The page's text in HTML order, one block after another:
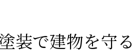
装で建物を守る